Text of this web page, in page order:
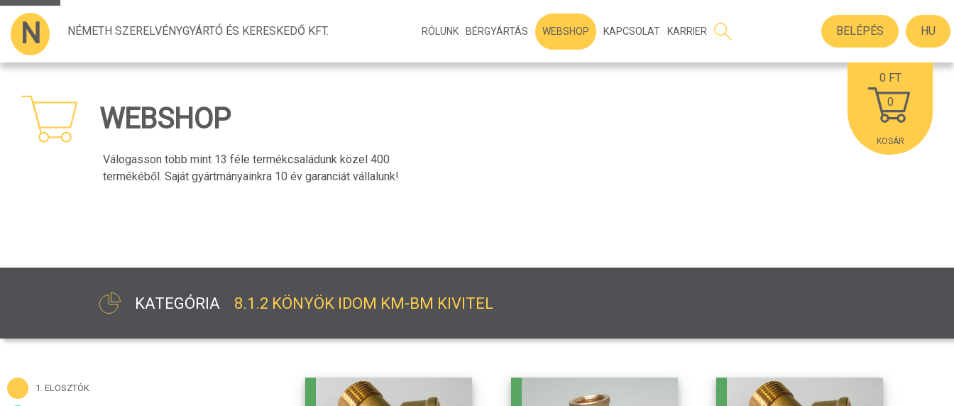
N NÉMETH SZERELVÉNYGYÁRTÓ ÉS KERESKEDŐ KFT. RÓLUNK BÉRGYÁRTÁS WEBSHOP KAPCSOLAT KARRIER BELÉPÉS HU
0 FT
0
KOSÁR
WEBSHOP
Válogasson több mint 13 féle termékcsaládunk közel 400
termékéből. Saját gyártmányainkra 10 év garanciát vállalunk!
KATEGÓRIA 8.1.2 KÖNYÖK IDOM KM-BM KIVITEL
1. ELOSZTÓK